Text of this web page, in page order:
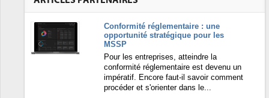
Conformité réglementaire : une
opportunité stratégique pour les
MSSP
Pour les entreprises, atteindre la
conformité réglementaire est devenu un
impératif. Encore faut-il savoir comment
procéder et s'orienter dans le...